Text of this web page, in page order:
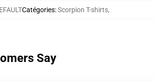
Catégories:Scorpion T-shirts,
Say